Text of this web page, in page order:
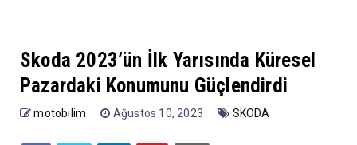
Skoda 2023’ün İlk Yarısında Küresel
Pazardaki Konumunu Güçlendirdi
motobilim Ağustos 10, 2023 SKODA